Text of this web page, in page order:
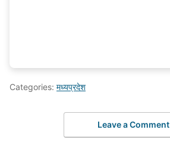
Categories: मध्यप्रदेश
Leave a Comment